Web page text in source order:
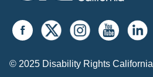
© 2025 Disability Rights California